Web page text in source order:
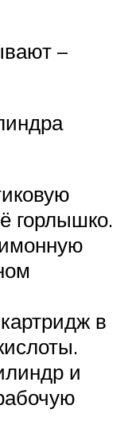
–
горлышко.
в
и